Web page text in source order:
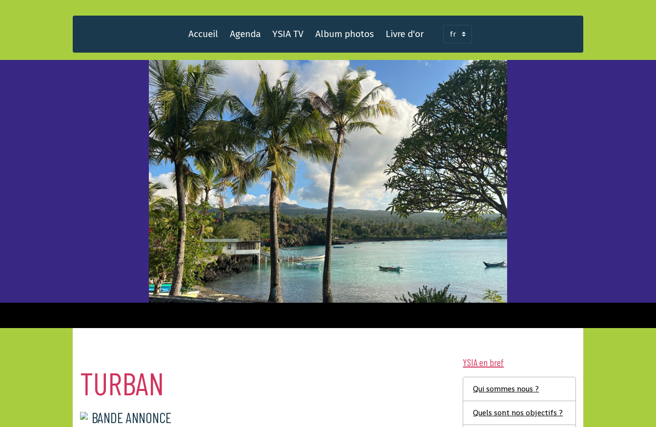
Accueil Agenda YSIA TV Album photos Livre d'or
TURBAN
BANDE ANNONCE
YSIA en bref
Qui sommes nous ?
Quels sont nos objectifs ?